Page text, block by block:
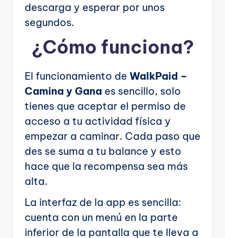
descarga y esperar por unos
segundos.
¿Cómo funciona?
El funcionamiento de WalkPaid –
Camina y Gana es sencillo, solo
tienes que aceptar el permiso de
acceso a tu actividad física y
empezar a caminar. Cada paso que
des se suma a tu balance y esto
hace que la recompensa sea más
alta.
La interfaz de la app es sencilla:
cuenta con un menú en la parte
inferior de la pantalla que te lleva a